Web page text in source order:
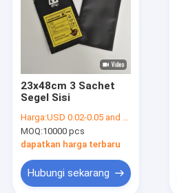
23x48cm 3 Sachet
Segel Sisi
Harga:USD 0.02-0.05 and negotiation
MOQ:10000 pcs
dapatkan harga terbaru
Hubungi sekarang